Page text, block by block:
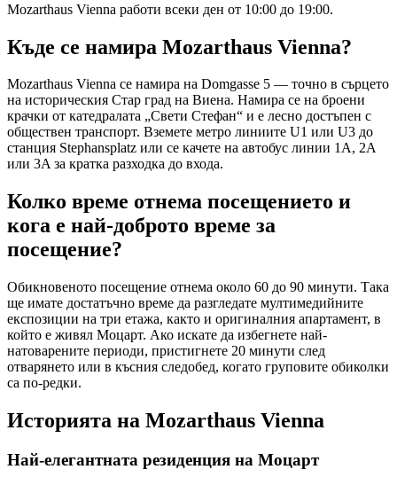
Mozarthaus Vienna работи всеки ден от 10:00 до 19:00.
Къде се намира Mozarthaus Vienna?
Mozarthaus Vienna се намира на Domgasse 5 — точно в сърцето
на историческия Стар град на Виена. Намира се на броени
крачки от катедралата „Свети Стефан“ и е лесно достъпен с
обществен транспорт. Вземете метро линиите U1 или U3 до
станция Stephansplatz или се качете на автобус линии 1A, 2A
или 3A за кратка разходка до входа.
Колко време отнема посещението и
кога е най-доброто време за
посещение?
Обикновеното посещение отнема около 60 до 90 минути. Така
ще имате достатъчно време да разгледате мултимедийните
експозиции на три етажа, както и оригиналния апартамент, в
който е живял Моцарт. Ако искате да избегнете най-
натоварените периоди, пристигнете 20 минути след
отварянето или в късния следобед, когато груповите обиколки
са по-редки.
Историята на Mozarthaus Vienna
Най-елегантната резиденция на Моцарт